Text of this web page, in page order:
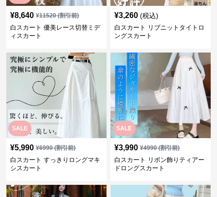
¥8,640 ¥11520(割引前)
白スカート 優美レース切替ミデ
ィスカート
¥3,260 (税込)
白スカート リブニットタイトロ
ングスカート
SALE
¥5,990 ¥6990(割引前)
白スカート すっきりロングマキ
シスカート
SALE
¥3,990 ¥4990(割引前)
白スカート リボン飾りティアー
ドロングスカート